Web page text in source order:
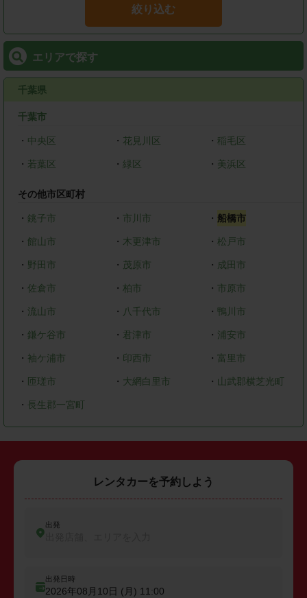
絞り込む
エリアで探す
千葉県
千葉市
・ 中央区 ・ 花見川区 ・稲毛区
・ 若葉区 ・ 緑区 ・ 美浜区
その他市区町村
・ 銚子市 ・ 市川市 ・ 船橋市
・ 館山市 ・ 木更津市 ・松戸市
・ 野田市 ・ 茂原市 ・ 成田市
・ 佐倉市 ・ 柏市 ・ 市原市
・ 流山市 ・ 八千代市 ・ 鴨川市
・ 鎌ケ谷市 ・ 君津市 ・ 浦安市
・ 袖ケ浦市 ・ 印西市 ・ 富里市
・ 匝瑳市 ・ 大網白里市 ・ 山武郡横芝光町
・ 長生郡一宮町
レンタカーを予約しよう
出発
出発日時
2026年08月10日 (月) 11:00